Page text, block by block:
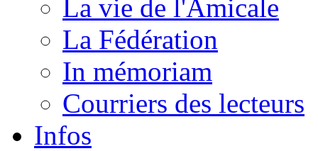
La vie de l'Amicale
La Fédération
In mémoriam
Courriers des lecteurs
Infos